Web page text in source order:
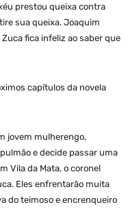
prestou queixa contra
sua queixa. Joaquim
fica infeliz ao saber que
capítulos da novela
jovem mulherengo,
e decide passar uma
Vila da Mata, o coronel
Eles enfrentarão muita
do teimoso e encrenqueiro